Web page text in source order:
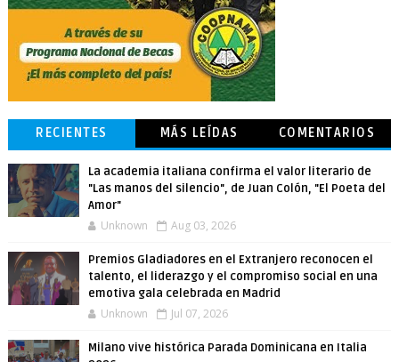
RECIENTES MÁS LEÍDAS COMENTARIOS
La academia italiana confirma el valor literario de
"Las manos del silencio", de Juan Colón, "El Poeta del
Amor"
Unknown Aug 03, 2026
Premios Gladiadores en el Extranjero reconocen el
talento, el liderazgo y el compromiso social en una
emotiva gala celebrada en Madrid
Unknown Jul 07, 2026
Milano vive histórica Parada Dominicana en Italia